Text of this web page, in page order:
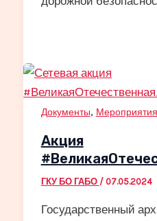
Документы, Мероприятия
Акция
ГКУ БО ГАБО / 07.05.2024
Государственный